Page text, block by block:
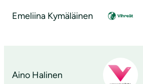
Emeliina Kymäläinen
Aino Halinen